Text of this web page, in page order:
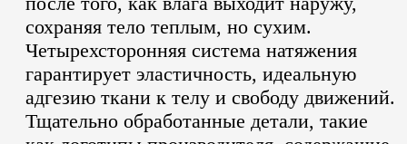
сохраняя тело теплым, но сухим.
Четырехсторонняя система натяжения
гарантирует эластичность, идеальную
адгезию ткани к телу и свободу движений.
Тщательно обработанные детали, такие